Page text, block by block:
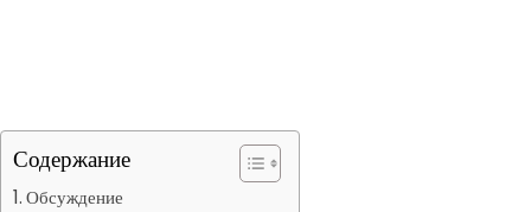
Содержание
Обсуждение